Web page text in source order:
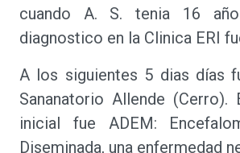
cuando A. S. tenia 16
diagnostico en la Clinica ERI
A los siguientes 5 dias días
Sananatorio Allende (Cerro).
inicial fue ADEM:
Diseminada, una enfermedad